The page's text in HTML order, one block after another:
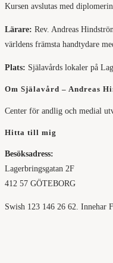
Kursen avslutas med
Lärare: Rev. Andreas
världens främsta handtydare
Plats: Själavårds lokaler på
Om Själavård – Andreas
Center för andlig och medial
Hitta till mig
Besöksadress:
Lagerbringsgatan 2F
412 57 GÖTEBORG
Swish 123 146 26 62. Innehar